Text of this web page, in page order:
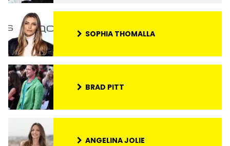
SOPHIA THOMALLA
BRAD PITT
ANGELINA JOLIE